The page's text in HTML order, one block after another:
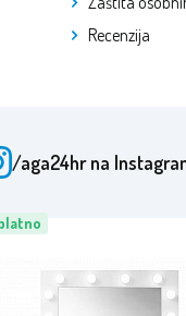
Recenzija
/aga24hrna